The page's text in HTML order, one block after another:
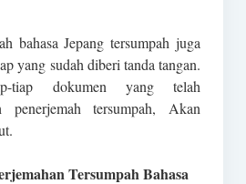
bahasa Jepang tersumpah juga
yang sudah diberi tanda tangan.
tiap dokumen yang telah
penerjemah tersumpah, Akan
Tersumpah Bahasa